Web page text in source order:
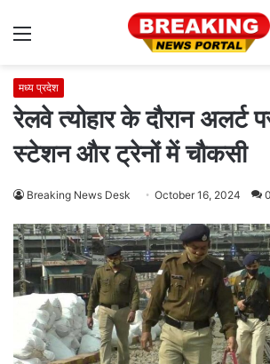
Menu
मध्य प्रदेश
रेलवे त्योहार के दौरान अलर्ट
स्टेशन और ट्रेनों में चौकसी
Breaking News Desk October 16, 2024 0